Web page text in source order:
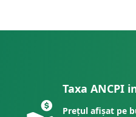
Taxa ANCPI
Prețul afișat pe